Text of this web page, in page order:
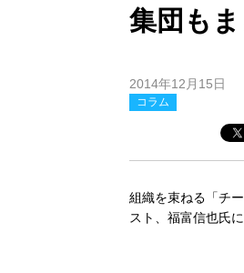
集団も
2014年12月15日
コラム
組織を束ねる「チ
スト、福富信也氏